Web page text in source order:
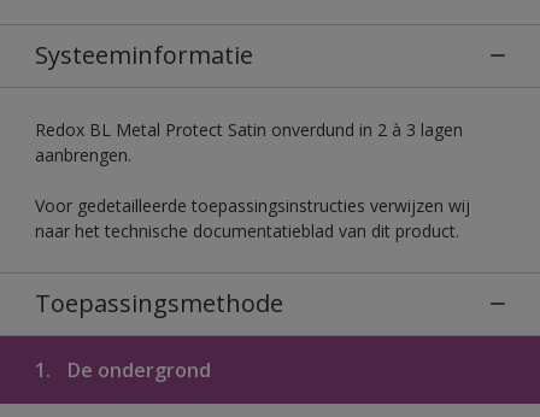
Systeeminformatie
Redox BL Metal Protect Satin onverdund in 2 à 3 lagen
aanbrengen.
Voor gedetailleerde toepassingsinstructies verwijzen wij
naar het technische documentatieblad van dit product.
Toepassingsmethode
1. De ondergrond